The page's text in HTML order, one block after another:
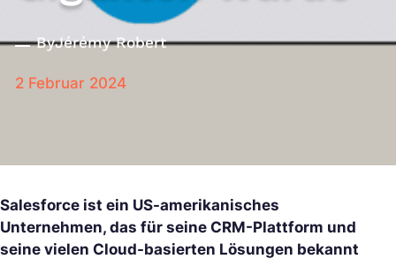
ByJérémy Robert
2 Februar 2024
Salesforce ist ein US-amerikanisches
Unternehmen, das für seine CRM-Plattform und
seine vielen Cloud-basierten Lösungen bekannt